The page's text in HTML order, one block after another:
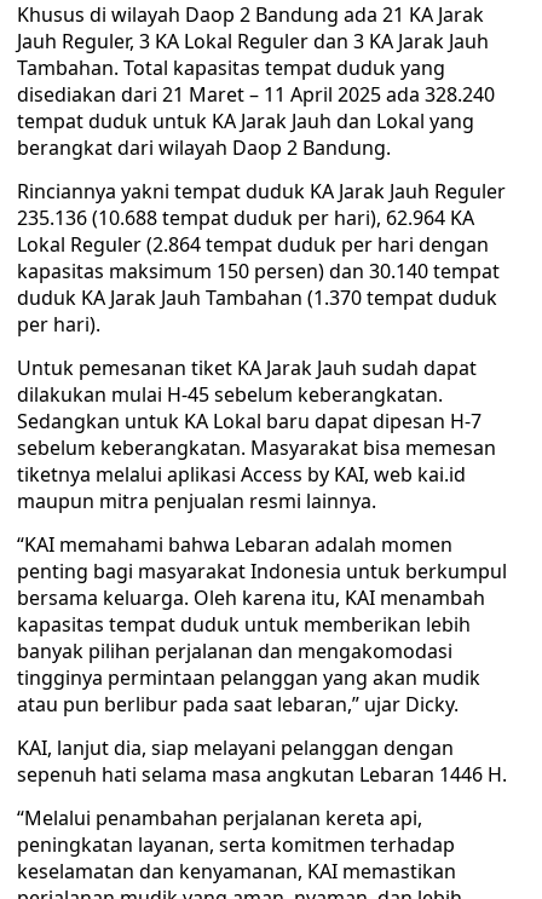
Khusus di wilayah Daop 2 Bandung ada 21 KA Jarak
Jauh Reguler, 3 KA Lokal Reguler dan 3 KA Jarak Jauh
Tambahan. Total kapasitas tempat duduk yang
disediakan dari 21 Maret – 11 April 2025 ada 328.240
tempat duduk untuk KA Jarak Jauh dan Lokal yang
berangkat dari wilayah Daop 2 Bandung.
Rinciannya yakni tempat duduk KA Jarak Jauh Reguler
235.136 (10.688 tempat duduk per hari), 62.964 KA
Lokal Reguler (2.864 tempat duduk per hari dengan
kapasitas maksimum 150 persen) dan 30.140 tempat
duduk KA Jarak Jauh Tambahan (1.370 tempat duduk
per hari).
Untuk pemesanan tiket KA Jarak Jauh sudah dapat
dilakukan mulai H-45 sebelum keberangkatan.
Sedangkan untuk KA Lokal baru dapat dipesan H-7
sebelum keberangkatan. Masyarakat bisa memesan
tiketnya melalui aplikasi Access by KAI, web kai.id
maupun mitra penjualan resmi lainnya.
“KAI memahami bahwa Lebaran adalah momen
penting bagi masyarakat Indonesia untuk berkumpul
bersama keluarga. Oleh karena itu, KAI menambah
kapasitas tempat duduk untuk memberikan lebih
banyak pilihan perjalanan dan mengakomodasi
tingginya permintaan pelanggan yang akan mudik
atau pun berlibur pada saat lebaran,” ujar Dicky.
KAI, lanjut dia, siap melayani pelanggan dengan
sepenuh hati selama masa angkutan Lebaran 1446 H.
“Melalui penambahan perjalanan kereta api,
peningkatan layanan, serta komitmen terhadap
keselamatan dan kenyamanan, KAI memastikan